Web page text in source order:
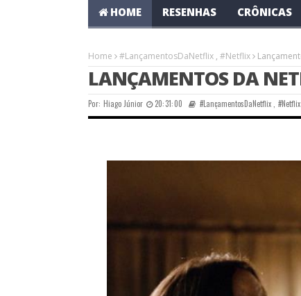
HOME RESENHAS CRÔNICAS
Home #LançamentosDaNetflix , #Netflix
LANÇAMENTOS DA
Por: Hiago Júnior 20:31:00 #LançamentosDaNetflix ,#Netflix